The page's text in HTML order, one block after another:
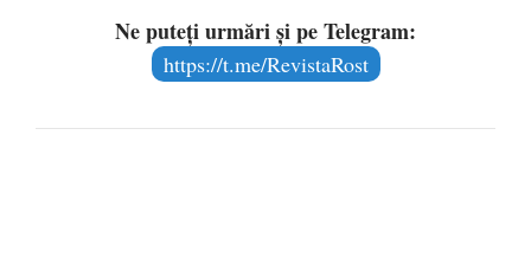
Ne puteți urmări și pe Telegram:
https://t.me/RevistaRost